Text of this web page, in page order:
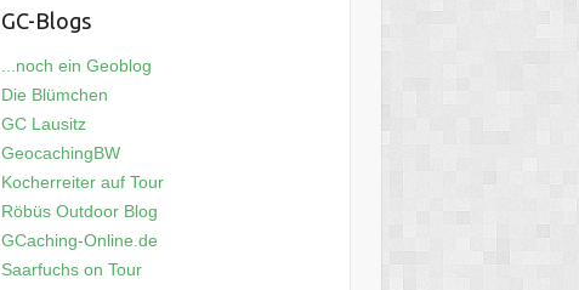
GC-Blogs
...noch ein Geoblog
Die Blümchen
GC Lausitz
GeocachingBW
Kocherreiter auf Tour
Röbüs Outdoor Blog
GCaching-Online.de
Saarfuchs on Tour